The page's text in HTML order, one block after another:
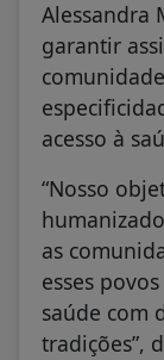
Alessandra
garantir
acesso à
“Nosso
as
esses
saúde com
tradições”,